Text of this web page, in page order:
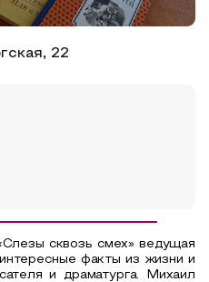
22
сквозь смех» ведущая
факты из жизни и
и драматурга. Михаил